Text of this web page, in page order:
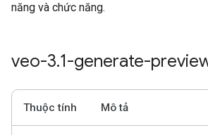
năng và chức năng.
veo-3.1-generate-
Thuộc tính Mô tả